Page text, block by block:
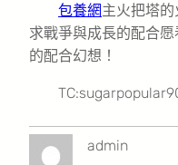
包養網主火把塔
求戰爭與成長的配合
的配合幻想！
admin